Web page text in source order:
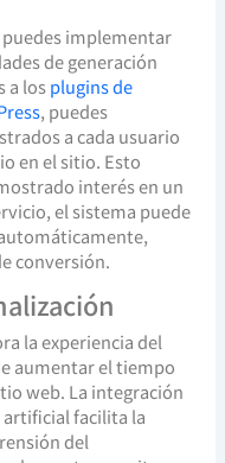
implementar
de generación
a losplugins de
, puedes
a cada usuario
en el sitio. Esto
interés en un
el sistema puede
conversión.
la experiencia del
aumentar el tiempo
web. La integración
facilita la
del